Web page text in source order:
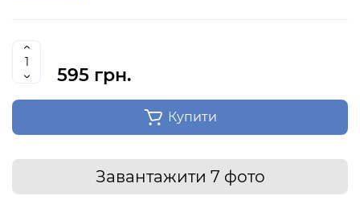
595 грн.
Купити
Завантажити 7 фото